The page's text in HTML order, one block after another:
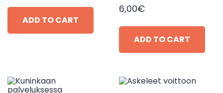
ADD TO CART
6,00€
ADD TO CART